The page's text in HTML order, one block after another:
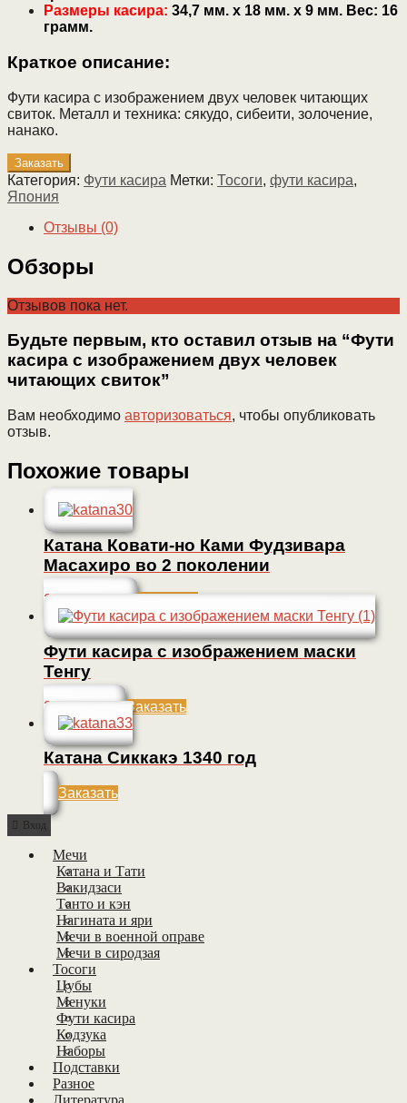
Размеры касира: 34,7 мм. х 18 мм. х 9 мм. Вес: 16
грамм.
Краткое описание:
Фути касира с изображением двух человек читающих
свиток. Металл и техника: сякудо, сибеити, золочение,
нанако.
Заказать
Категория: Фути касира Метки: Тосоги, фути касира,
Япония
Отзывы (0)
Обзоры
Отзывов пока нет.
Будьте первым, кто оставил отзыв на “Фути
касира с изображением двух человек
читающих свиток”
Вам необходимо авторизоваться, чтобы опубликовать
отзыв.
Похожие товары
Катана Ковати-но Ками Фудзивара
Масахиро во 2 поколении
2 850 000Р Заказать
Фути касира с изображением маски
Тенгу
270 000Р Заказать
Катана Сиккакэ 1340 год
Заказать
Вход
Мечи
Катана и Тати
Вакидзаси
Танто и кэн
Нагината и яри
Мечи в военной оправе
Мечи в сиродзая
Тосоги
Цубы
Менуки
Фути касира
Кодзука
Наборы
Подставки
Разное